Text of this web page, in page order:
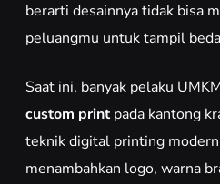
berarti desainnya tidak bisa
peluangmu untuk tampil
Saat ini, banyak pelaku
custom printpada kantong
teknik digital printing
menambahkan logo, warna